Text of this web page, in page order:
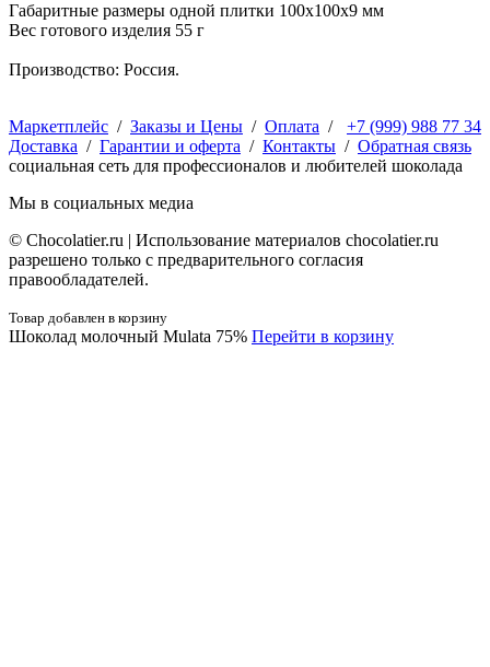
Габаритные размеры одной плитки 100х100х9 мм
Вес готового изделия 55 г
Производство: Россия.
+7 (999) 988 77 34
Маркетплейс / Заказы и Цены / Оплата /
Доставка / Гарантии и оферта / Контакты / Обратная связь
социальная сеть для профессионалов и любителей шоколада
Мы в социальных медиа
© Сhocolatier.ru | Использование материалов chocolatier.ru
разрешено только с предварительного согласия
правообладателей.
Товар добавлен в корзину
Шоколад молочный Mulata 75% Перейти в корзину